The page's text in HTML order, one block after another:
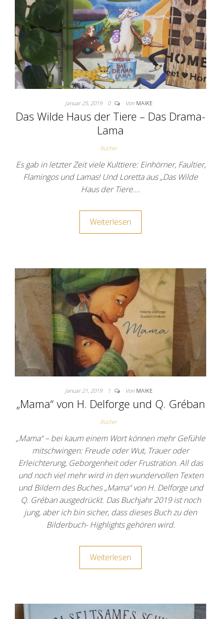
Januar 25, 2019 0 Von MAIKE
Das Wilde Haus der Tiere – Das Drama-
Lama
Bücher
Es gab in letzter Zeit viele Kulttiere: Einhörner, Faultier,
Flamingos und Lamas! Und Loretta aus „Das Wilde
Haus der Tiere.…
Weiterlesen
Januar 21, 2019 1 Von MAIKE
„Mama“ von H. Delforge und Q. Gréban
Bücher
„Mama“ – bei kaum einem Wort können mehr Gefühle
mitschwingen: Freude oder Wut, Trauer oder
Erleichterung, Geborgenheit oder Frustration. All das
und noch viel mehr wird in den wundervollen Texten
und Bildern des Buches „Mama“ von H. Delforge und
Q. Gréban ausgedrückt. Das Buchjahr 2019 ist noch
jung, aber ich bin sicher, dass dieses Buch zu den
Bilderbuch- Highlights gehören wird.
Weiterlesen